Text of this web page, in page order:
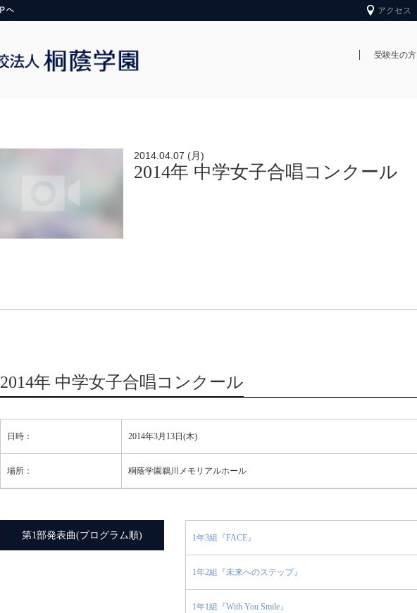
アクセス
受験生の方
2014.04.07 (月)
2014年 中学女子合唱コンクール
2014年 中学女子合唱コンクール
日時： 2014年3月13日(木)
場所： 桐蔭学園鵜川メモリアルホール
第1部発表曲(プログラム順) 1年3組『FACE』
1年2組『未来へのステップ』
1年1組『With You Smile』